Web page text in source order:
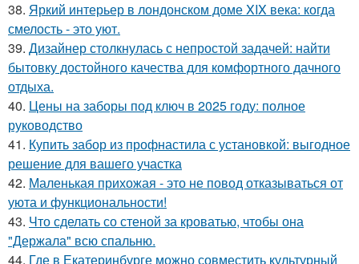
38. Яркий интерьер в лондонском доме XIX века: когда
смелость - это уют.
39. Дизайнер столкнулась с непростой задачей: найти
бытовку достойного качества для комфортного дачного
отдыха.
40. Цены на заборы под ключ в 2025 году: полное
руководство
41. Купить забор из профнастила с установкой: выгодное
решение для вашего участка
42. Маленькая прихожая - это не повод отказываться от
уюта и функциональности!
43. Что сделать со стеной за кроватью, чтобы она
"Держала" всю спальню.
44. Где в Екатеринбурге можно совместить культурный